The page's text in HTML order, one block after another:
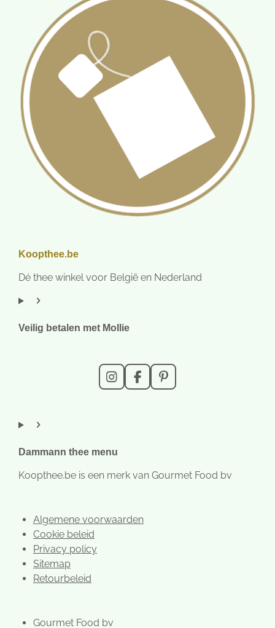
Koopthee.be
Dé thee winkel voor België en Nederland
Veilig betalen met Mollie
I
n
r
m
F
a
P
i
t
Dammann thee menu
Koopthee.be is een merk van Gourmet Food bv
Algemene voorwaarden
Cookie beleid
Privacy policy
Sitemap
Retourbeleid
Gourmet Food bv